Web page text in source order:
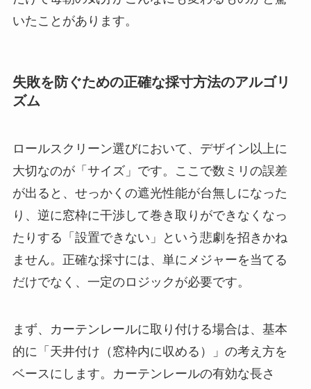
いたことがあります。
失敗を防ぐための正確な採寸方法のアルゴリ
ズム
ロールスクリーン選びにおいて、デザイン以上に
大切なのが「サイズ」です。ここで数ミリの誤差
が出ると、せっかくの遮光性能が台無しになった
り、逆に窓枠に干渉して巻き取りができなくなっ
たりする「設置できない」という悲劇を招きかね
ません。正確な採寸には、単にメジャーを当てる
だけでなく、一定のロジックが必要です。
まず、カーテンレールに取り付ける場合は、基本
的に「天井付け（窓枠内に収める）」の考え方を
ベースにします。カーテンレールの有効な長さ